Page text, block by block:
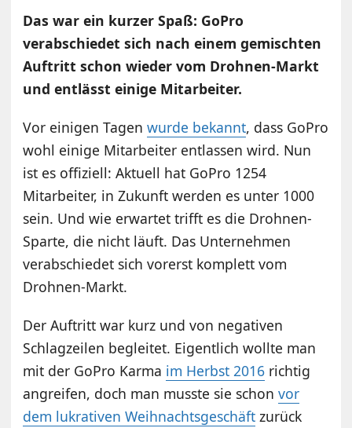
Das war ein kurzer Spaß: GoPro
verabschiedet sich nach einem gemischten
Auftritt schon wieder vom Drohnen-Markt
und entlässt einige Mitarbeiter.
Vor einigen Tagenwurde bekannt, dass GoPro
wohl einige Mitarbeiter entlassen wird. Nun
ist es offiziell: Aktuell hat GoPro 1254
Mitarbeiter, in Zukunft werden es unter 1000
sein. Und wie erwartet trifft es die Drohnen-
Sparte, die nicht läuft. Das Unternehmen
verabschiedet sich vorerst komplett vom
Drohnen-Markt.
Der Auftritt war kurz und von negativen
Schlagzeilen begleitet. Eigentlich wollte man
mit der GoPro Karma im Herbst 2016 richtig
angreifen, doch man musste sie schonvor
dem lukrativen Weihnachtsgeschäft zurück